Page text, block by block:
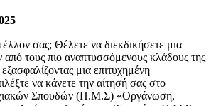
σας; Θέλετε να διεκδικήσετε μια
από τους πιο αναπτυσσόμενους κλάδους της
μια επιτυχημένη
να κάνετε την αίτησή σας στο
Σπουδών (Π.Μ.Σ) «Οργάνωση,